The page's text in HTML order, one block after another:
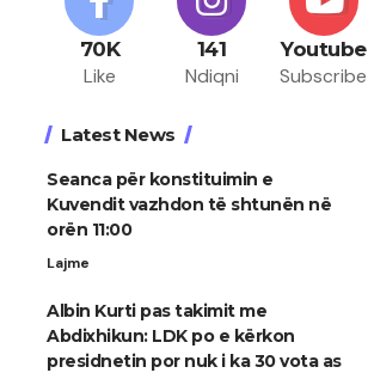
70K
Like
141
Ndiqni
Youtube
Subscribe
Latest News
Seanca për konstituimin e
Kuvendit vazhdon të shtunën në
orën 11:00
Lajme
Albin Kurti pas takimit me
Abdixhikun: LDK po e kërkon
presidnetin por nuk i ka 30 vota as